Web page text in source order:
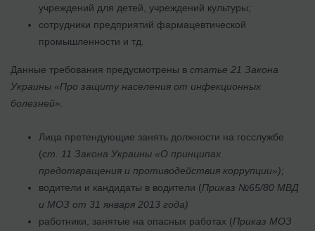
учреждений для детей, учреждений культуры;
сотрудники предприятий фармацевтической
промышленности и тд.
Данные требования предусмотрены в статье 21 Закона
Украины «Про защиту населения от инфекционных
болезней».
Лица претендующие занять должности на госслужбе
(ст. 11 Закона Украины «О принципах
предотвращения и противодействия коррупции»);
водители и кандидаты в водители (Приказ №65/80 МВД
и МОЗ от 31 января 2013 года)
работники, занятые на опасных работах (Приказ МОЗ